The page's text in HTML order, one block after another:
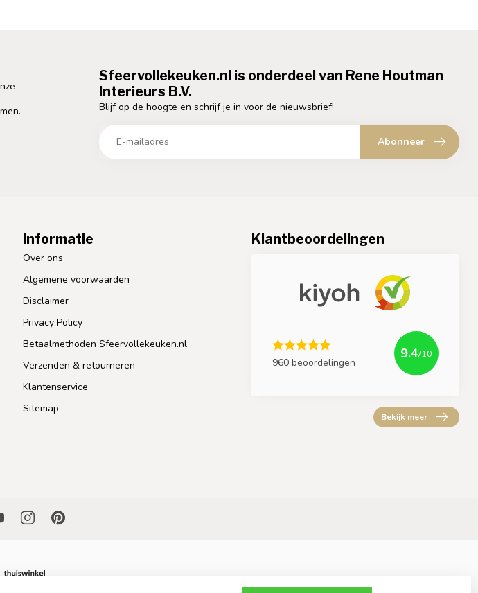
Sfeervollekeuken.nl is onderdeel van Rene Houtman
Interieurs B.V.
Blijf op de hoogte en schrijf je in voor de nieuwsbrief!
Abonneer
Informatie
Over ons
Algemene voorwaarden
Disclaimer
Privacy Policy
Betaalmethoden Sfeervollekeuken.nl
Verzenden & retourneren
Klantenservice
Sitemap
Klantbeoordelingen
960 beoordelingen
9.4/10
Bekijk meer